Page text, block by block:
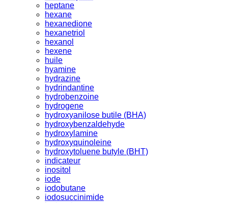
heptane
hexane
hexanedione
hexanetriol
hexanol
hexene
huile
hyamine
hydrazine
hydrindantine
hydrobenzoine
hydrogene
hydroxyanilose butile (BHA)
hydroxybenzaldehyde
hydroxylamine
hydroxyquinoleine
hydroxytoluene butyle (BHT)
indicateur
inositol
iode
iodobutane
iodosuccinimide